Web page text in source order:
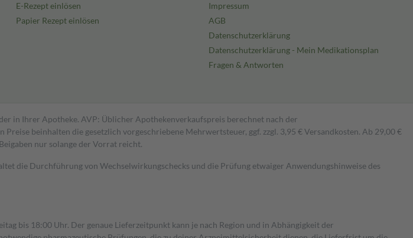
E-Rezept einlösen
Papier Rezept einlösen
Impressum
AGB
Datenschutzerklärung
Datenschutzerklärung - Mein Medikationsplan
Fragen & Antworten
in Ihrer Apotheke. AVP: Üblicher Apothekenverkaufspreis berechnet nach der
beinhalten die gesetzlich vorgeschriebene Mehrwertsteuer, ggf. zzgl. 3,95 € Versandkosten. Ab 29,00 €
nur solange der Vorrat reicht.
die Durchführung von Wechselwirkungschecks und die Prüfung etwaiger Anwendungshinweise des
bis 18:00 Uhr. Der genaue Lieferzeitpunkt kann je nach Region und in Abhängigkeit der